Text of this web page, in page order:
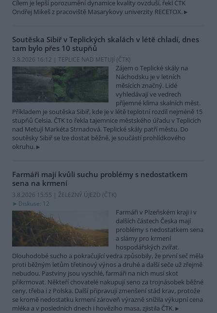
Cílem je lepší porozumění dynamice kvality ovzduší, řekl ČTK
Ondřej Mikeš z pracoviště Masarykovy univerzity RECETOX.
Soutěska Sibiř v Teplických skalách v létě chladí, dnes
tam bylo přes 10 stupňů
3.8.2026 16:12 | TEPLICE NAD METUJÍ (ČTK)
Zájem o Teplické skály na
Náchodsku je v letních
měsících značný. Lidé
vyhledávají ve vedrech
příjemné klima skalních měst.
Příkladem je soutěska Sibiř, kde je v létě teplotní rozdíl nejméně 15
stupňů Celsia. ČTK to řekla tajemnice městského úřadu v Teplicích
nad Metují Markéta Strnadová. Teplické skály patří městu. Do
soutěsky Sibiř se lze dostat běžně, je součástí prohlídkového
okruhu.
Farmáři mají kvůli suchu problémy s nedostatkem
sena na krmení
3.8.2026 15:55 | ŽELEZNÝ ÚJEZD (ČTK)
Diskuse: 12
Farmáři v Plzeňském kraji i v
dalších částech Česka mají
problémy s nedostatkem sena
a slámy pro krmení
hospodářských zvířat.
Dlouhodobé sucho a pokračující vedra způsobily, že první seč měla
proti běžným letům třetinový výnos a druhé a další seče už zřejmě
nebudou. Pastviny jsou vyschlé, farmáři na nich musí skot
přikrmovat. Někteří chovatelé nakupují seno za trojnásobek běžné
ceny, třeba i z Polska. Další připravují zmenšení stád krav, protože
se kromě nedostatku krmení zároveň výrazně snížila výkupní cena
mléka a v posledních dnech i hovězího masa, zjistila ČTK.